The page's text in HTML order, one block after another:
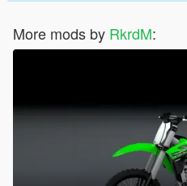
More mods by RkrdM: